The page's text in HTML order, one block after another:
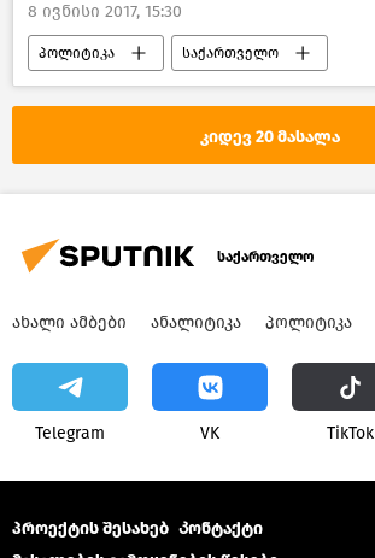
8 ივნისი 2017, 15:30
პოლიტიკა საქართველო
კიდევ 20 მასალა
საქართველო
ᲐᲮᲐᲚᲘ ᲐᲛᲑᲔᲑᲘ ᲐᲜᲐᲚᲘᲢᲘᲙᲐ ᲞᲝᲚᲘᲢᲘᲙᲐ
Telegram VK ТikТоk
პროექტის შესახებ Კონტაქტი